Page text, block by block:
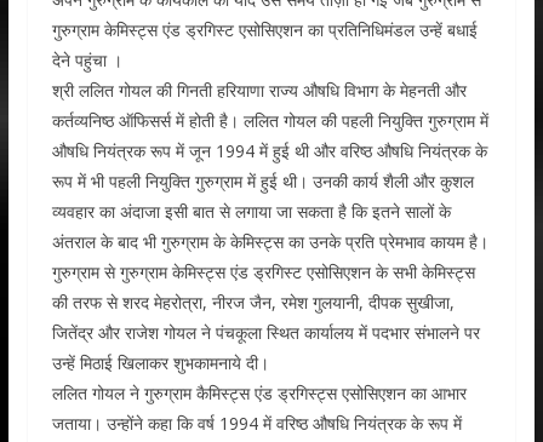
गुरुग्राम केमिस्ट्स एंड ड्रगिस्ट एसोसिएशन का प्रतिनिधिमंडल उन्हें बधाई
देने पहुंचा ।
श्री ललित गोयल की गिनती हरियाणा राज्य औषधि विभाग के मेहनती और
कर्तव्यनिष्ठ ऑफिसर्स में होती है। ललित गोयल की पहली नियुक्ति गुरुग्राम में
औषधि नियंत्रक रूप में जून 1994 में हुई थी और वरिष्ठ औषधि नियंत्रक के
रूप में भी पहली नियुक्ति गुरुग्राम में हुई थी। उनकी कार्य शैली और कुशल
व्यवहार का अंदाजा इसी बात से लगाया जा सकता है कि इतने सालों के
अंतराल के बाद भी गुरुग्राम के केमिस्ट्स का उनके प्रति प्रेमभाव कायम है।
गुरुग्राम से गुरुग्राम केमिस्ट्स एंड ड्रगिस्ट एसोसिएशन के सभी केमिस्ट्स
की तरफ से शरद मेहरोत्रा, नीरज जैन, रमेश गुलयानी, दीपक सुखीजा,
जितेंद्र और राजेश गोयल ने पंचकूला स्थित कार्यालय में पदभार संभालने पर
उन्हें मिठाई खिलाकर शुभकामनाये दी।
ललित गोयल ने गुरुग्राम कैमिस्ट्स एंड ड्रगिस्ट्स एसोसिएशन का आभार
जताया। उन्होंने कहा कि वर्ष 1994 में वरिष्ठ औषधि नियंत्रक के रूप में